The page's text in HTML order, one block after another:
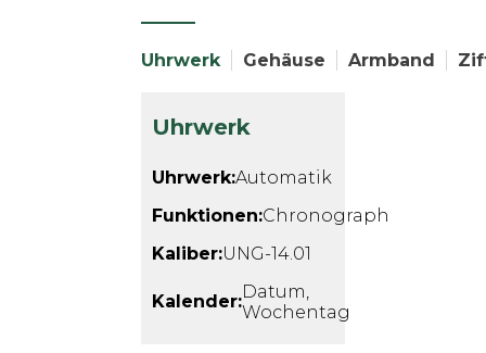
Uhrwerk Gehäuse Armband
Uhrwerk
Uhrwerk:Automatik
Funktionen:Chronograph
Kaliber:UNG-14.01
Kalender:Datum,
Wochentag